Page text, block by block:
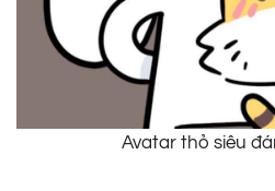
Avatar thỏ siêu